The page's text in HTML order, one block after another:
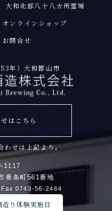
大和北部八十八カ所霊場
オンラインショップ
お問合せ
年）大和郡山市
はこちら
わせは上記より。
1117
番条町561番地
0743-56-2464